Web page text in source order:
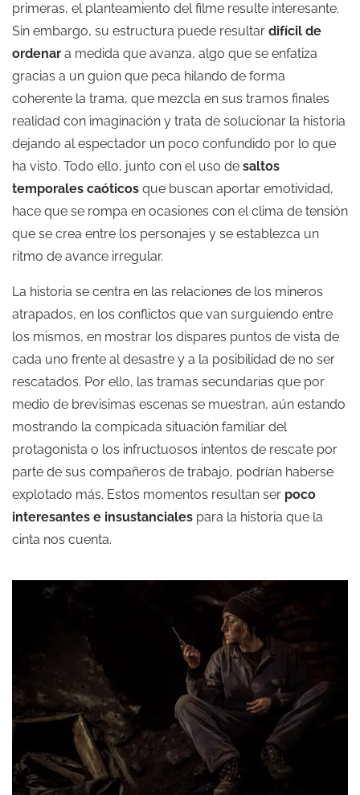
primeras, el planteamiento del filme resulte interesante.
Sin embargo, su estructura puede resultar difícil de
ordenar a medida que avanza, algo que se enfatiza
gracias a un guion que peca hilando de forma
coherente la trama, que mezcla en sus tramos finales
realidad con imaginación y trata de solucionar la historia
dejando al espectador un poco confundido por lo que
ha visto. Todo ello, junto con el uso de saltos
temporales caóticos que buscan aportar emotividad,
hace que se rompa en ocasiones con el clima de tensión
que se crea entre los personajes y se establezca un
ritmo de avance irregular.
La historia se centra en las relaciones de los mineros
atrapados, en los conflictos que van surguiendo entre
los mismos, en mostrar los dispares puntos de vista de
cada uno frente al desastre y a la posibilidad de no ser
rescatados. Por ello, las tramas secundarias que por
medio de brevisimas escenas se muestran, aún estando
mostrando la compicada situación familiar del
protagonista o los infructuosos intentos de rescate por
parte de sus compañeros de trabajo, podrían haberse
explotado más. Estos momentos resultan ser poco
interesantes e insustanciales para la historia que la
cinta nos cuenta.